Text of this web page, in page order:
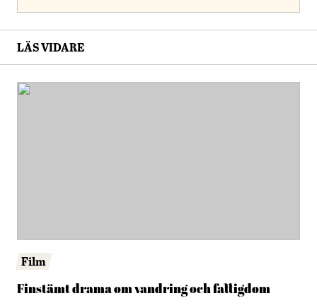
LÄS VIDARE
Film
Finstämt drama om vandring och fattigdom